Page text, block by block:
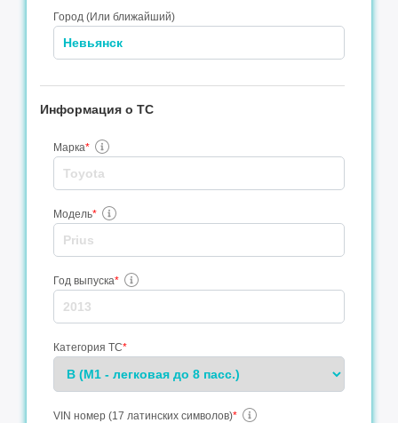
Город (Или ближайший)
Информация о ТС
Марка*
Модель*
Год выпуска*
Категория ТС*
VIN номер (17 латинских символов)*